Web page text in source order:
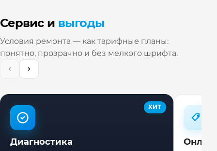
Сервис и выгоды
Условия ремонта — как тарифные планы:
понятно, прозрачно и без мелкого шрифта.
ХИТ
Диагностика